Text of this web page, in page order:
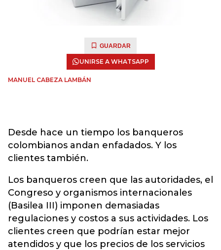
GUARDAR
UNIRSE A WHATSAPP
MANUEL CABEZA LAMBÁN
Desde hace un tiempo los banqueros
colombianos andan enfadados. Y los
clientes también.
Los banqueros creen que las autoridades, el
Congreso y organismos internacionales
(Basilea III) imponen demasiadas
regulaciones y costos a sus actividades. Los
clientes creen que podrían estar mejor
atendidos y que los precios de los servicios